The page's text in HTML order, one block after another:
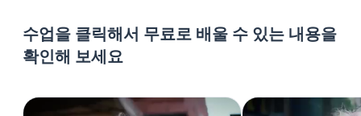
수업을 클릭해서 무료로 배울 수 있는 내용을
확인해 보세요